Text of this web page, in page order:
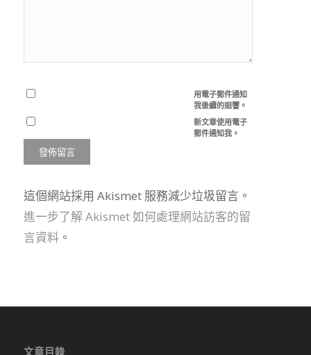
用電子郵件通知
我後續的迴響。
新文章使用電子
郵件通知我。
這個網站採用 Akismet 服務減少垃圾留言。
進一步了解 Akismet 如何處理網站訪客的留
言資料。
文章目錄